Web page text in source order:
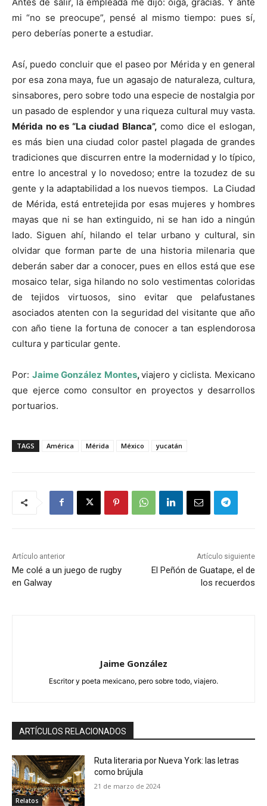
mi “no se preocupe”, pensé al mismo tiempo: pues sí,
pero deberías ponerte a estudiar.
Así, puedo concluir que el paseo por Mérida y en general
por esa zona maya, fue un agasajo de naturaleza, cultura,
sinsabores, pero sobre todo una especie de nostalgia por
un pasado de esplendor y una riqueza cultural muy vasta.
Mérida no es “La ciudad Blanca”, como dice el eslogan,
es más bien una ciudad color pastel plagada de grandes
tradiciones que discurren entre la modernidad y lo típico,
entre lo ancestral y lo novedoso; entre la tozudez de su
gente y la adaptabilidad a los nuevos tiempos. La Ciudad
de Mérida, está entretejida por esas mujeres y hombres
mayas que ni se han extinguido, ni se han ido a ningún
lado. Siguen ahí, hilando el telar urbano y cultural, sin
olvidar que forman parte de una historia milenaria que
deberán saber dar a conocer, pues en ellos está que ese
mosaico telar, siga hilando no solo vestimentas coloridas
de tejidos virtuosos, sino evitar que pelafustanes
asociados atenten con la seguridad del visitante que año
con año tiene la fortuna de conocer a tan esplendorosa
cultura y particular gente.
Por: Jaime González Montes,viajero y ciclista. Mexicano
que ejerce como consultor en proyectos y desarrollos
portuarios.
TAGS América Mérida México yucatán
Artículo anterior
Me colé a un juego de rugby
en Galway
Artículo siguiente
El Peñón de Guatape, el de
los recuerdos
Jaime González
Escritor y poeta mexicano, pero sobre todo, viajero.
ARTÍCULOS RELACIONADOS
Relatos
Ruta literaria por Nueva York: las letras
como brújula
21 de marzo de 2024